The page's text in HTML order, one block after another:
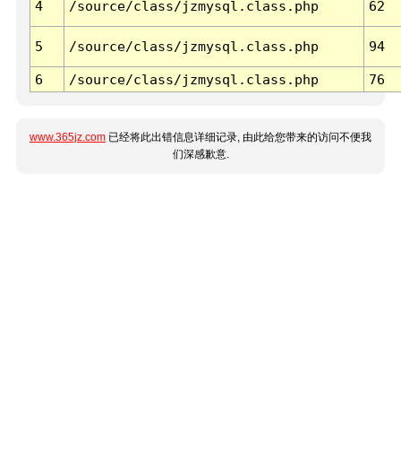
4 /source/class/jzmysql.class.php 62
5 /source/class/jzmysql.class.php 94
6 /source/class/jzmysql.class.php 76
www.365jz.com 已经将此出错信息详细记录, 由此给您带来的访问不便我
们深感歉意.